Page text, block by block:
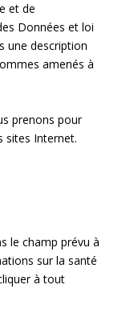
et de
Données et loi
une description
amenés à
prenons pour
sites Internet.
le champ prévu à
sur la santé
à tout